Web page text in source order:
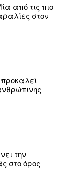
από τις πιο
στον
την
στο όρος